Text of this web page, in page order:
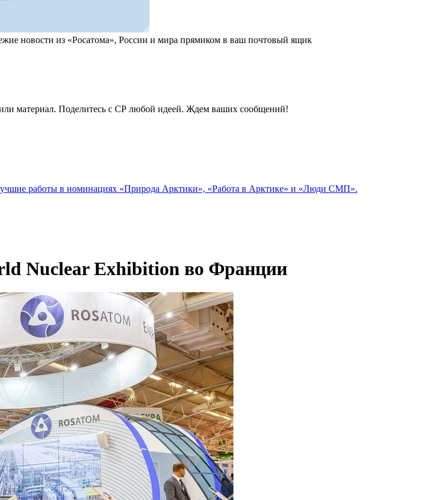
новости из «Росатома», России и мира прямиком в ваш почтовый ящик
материал. Поделитесь с СР любой идеей. Ждем ваших сообщений!
работы в номинациях «Природа Арктики», «Работа в Арктике» и «Люди СМП».
Nuclear Exhibition во Франции